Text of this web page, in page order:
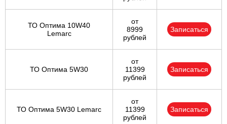
ТО Оптима 10W40
Lemarc
от
8999
рублей
Записаться
ТО Оптима 5W30
от
11399
рублей
Записаться
ТО Оптима 5W30 Lemarc
от
11399
рублей
Записаться